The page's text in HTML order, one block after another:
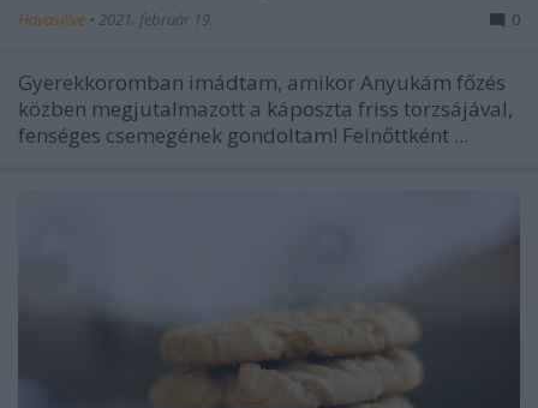
Havasilive • 2021. február 19. 0
Gyerekkoromban imádtam, amikor Anyukám főzés
közben megjutalmazott a káposzta friss torzsájával,
fenséges csemegének gondoltam! Felnőttként ...